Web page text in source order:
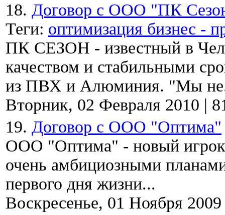
18. Договор с ООО "ПК
Теги: оптимизация бизнес -
ПК СЕЗОН - известный в
качеством и стабильными
из ПВХ и Алюминия. "Мы
Вторник, 02 Февраля 2010 |
19. Договор с ООО "Оптима"
ООО "Оптима" - новый игрок
очень амбициозными
первого дня жизни...
Воскресенье, 01 Ноября 2009